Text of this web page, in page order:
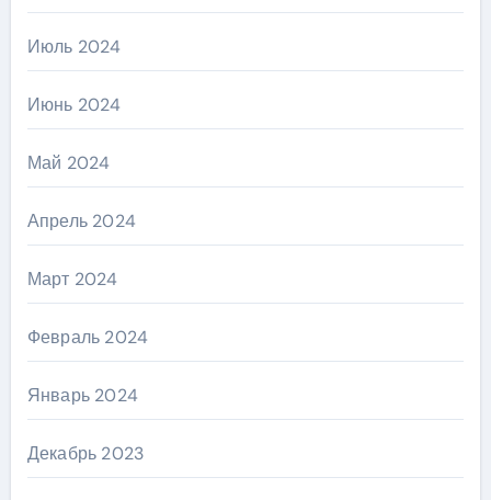
Июль 2024
Июнь 2024
Май 2024
Апрель 2024
Март 2024
Февраль 2024
Январь 2024
Декабрь 2023